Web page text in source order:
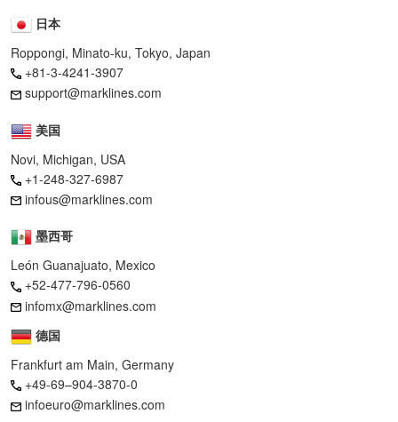
日本
Roppongi, Minato-ku, Tokyo, Japan
+81-3-4241-3907
support@marklines.com
美国
Novi, Michigan, USA
+1-248-327-6987
infous@marklines.com
墨西哥
León Guanajuato, Mexico
+52-477-796-0560
infomx@marklines.com
德国
Frankfurt am Main, Germany
+49-69–904-3870-0
infoeuro@marklines.com